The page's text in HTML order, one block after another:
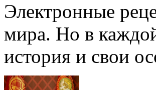
Электронные
мира. Но в
история и свои